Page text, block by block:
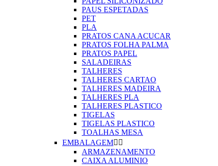
PAUS ESPETADAS
PET
PLA
PRATOS CANA ACUCAR
PRATOS FOLHA PALMA
PRATOS PAPEL
SALADEIRAS
TALHERES
TALHERES CARTAO
TALHERES MADEIRA
TALHERES PLA
TALHERES PLASTICO
TIGELAS
TIGELAS PLASTICO
TOALHAS MESA
EMBALAGEM 
ARMAZENAMENTO
CAIXA ALUMINIO